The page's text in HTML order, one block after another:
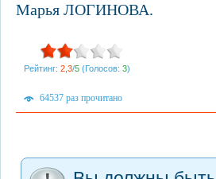
Марья ЛОГИНОВА.
Рейтинг: 2,3/5 (Голосов: 3)
64537 раз прочитано